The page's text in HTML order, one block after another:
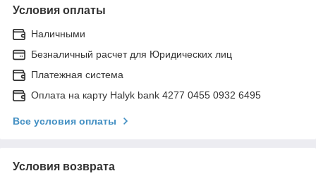
Условия оплаты
Наличными
Безналичный расчет для Юридических лиц
Платежная система
Оплата на карту Halyk bank 4277 0455 0932 6495
Все условия оплаты
Условия возврата